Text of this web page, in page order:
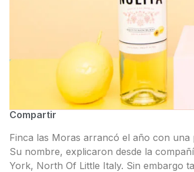
Compartir
Finca las Moras arrancó el año con
Su nombre, explicaron desde la
York, North Of Little Italy. Sin embargo